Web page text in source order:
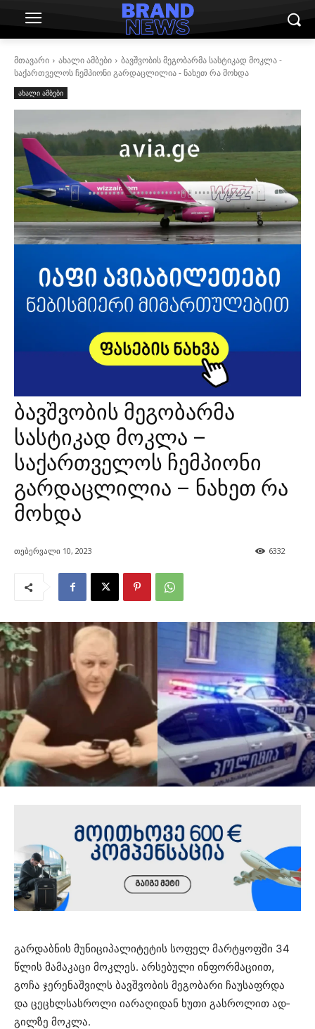
მთავარი ახალი ამბები
ბავშვობის მეგობარმა სასტიკად მოკლა -
საქართველოს ჩემპიონი გარდაცლილია - ნახეთ რა მოხდა
ახალი ამბები
ბავშვობის მეგობარმა
სასტიკად მოკლა –
საქართველოს ჩემპიონი
გარდაცლილია – ნახეთ რა
მოხდა
თებერვალი 10, 2023 6332
გარ­დაბ­ნის მუ­ნი­ცი­პა­ლი­ტე­ტის სო­ფელ მარ­ტყოფ­ში 34
წლის მა­მა­კა­ცი მოკ­ლეს. არ­სე­ბუ­ლი ინ­ფორ­მა­ცი­ით,
გოჩა ჯე­რე­ნაშ­ვილს ბავ­შვო­ბის მე­გო­ბა­რი ჩა­უ­საფ­რდა
და ცე­ცხლსას­რო­ლი ია­რა­ღი­დან ხუთი გას­რო­ლით ად­
გილ­ზე მოკ­ლა.